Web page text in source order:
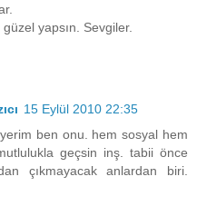
yapsın. Sevgiler.
15 Eylül 2010 22:35
ben onu. hem sosyal hem
geçsin inş. tabii önce
çıkmayacak anlardan biri.